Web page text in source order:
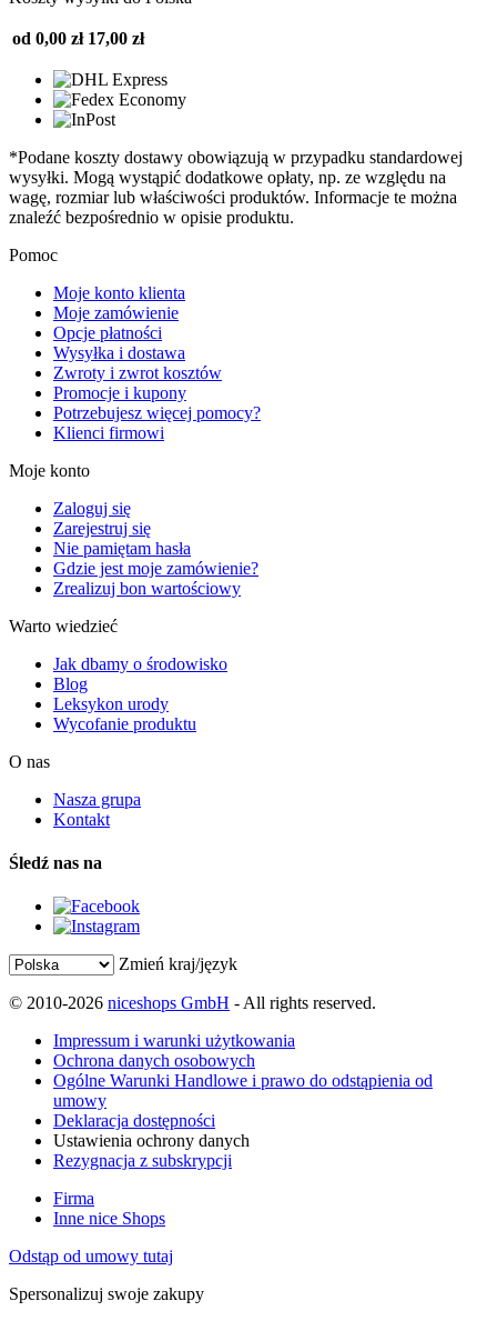
od 0,00 zł 17,00 zł
*Podane koszty dostawy obowiązują w przypadku standardowej
wysyłki. Mogą wystąpić dodatkowe opłaty, np. ze względu na
wagę, rozmiar lub właściwości produktów. Informacje te można
znaleźć bezpośrednio w opisie produktu.
Pomoc
Moje konto klienta
Moje zamówienie
Opcje płatności
Wysyłka i dostawa
Zwroty i zwrot kosztów
Promocje i kupony
Potrzebujesz więcej pomocy?
Klienci firmowi
Moje konto
Zaloguj się
Zarejestruj się
Nie pamiętam hasła
Gdzie jest moje zamówienie?
Zrealizuj bon wartościowy
Warto wiedzieć
Jak dbamy o środowisko
Blog
Leksykon urody
Wycofanie produktu
O nas
Nasza grupa
Kontakt
Śledź nas na
Zmień kraj/język
© 2010-2026 niceshops GmbH - All rights reserved.
Impressum i warunki użytkowania
Ochrona danych osobowych
Ogólne Warunki Handlowe i prawo do odstąpienia od
umowy
Deklaracja dostępności
Ustawienia ochrony danych
Rezygnacja z subskrypcji
Firma
Inne nice Shops
Odstąp od umowy tutaj
Spersonalizuj swoje zakupy